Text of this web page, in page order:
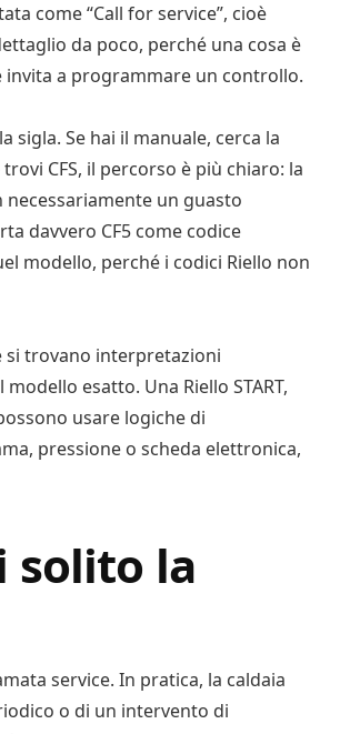
come “Call for service”, cioè
da poco, perché una cosa è
invita a programmare un controllo.
sigla. Se hai il manuale, cerca la
CFS, il percorso è più chiaro: la
un guasto
davvero CF5 come codice
modello, perché i codici Riello non
si trovano interpretazioni
esatto. Una Riello START,
usare logiche di
pressione o scheda elettronica,
solito la
service. In pratica, la caldaia
o di un intervento di